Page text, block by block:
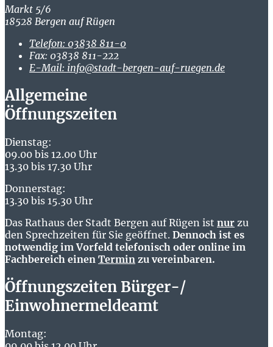
Markt 5/6
18528 Bergen auf Rügen
Telefon: 03838 811-0
Fax: 03838 811-222
E-Mail: info@stadt-bergen-auf-ruegen.de
Allgemeine
Öffnungszeiten
Dienstag:
09.00 bis 12.00 Uhr
13.30 bis 17.30 Uhr
Donnerstag:
13.30 bis 15.30 Uhr
Das Rathaus der Stadt Bergen auf Rügen ist nur zu
den Sprechzeiten für Sie geöffnet. Dennoch ist es
notwendig im Vorfeld telefonisch oder online im
Fachbereich einen Termin zu vereinbaren.
Öffnungszeiten Bürger-/
Einwohnermeldeamt
Montag: